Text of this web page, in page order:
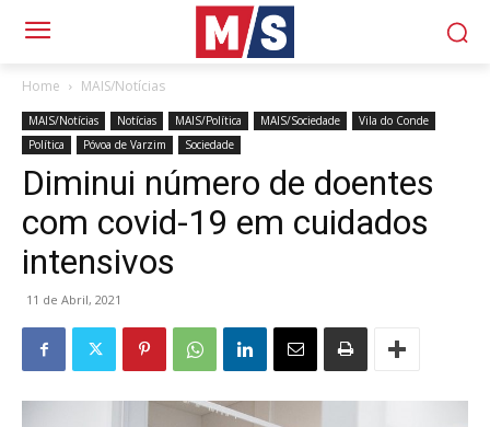
Home MAIS/Notícias
MAIS/Notícias Notícias MAIS/Política MAIS/Sociedade
Vila do Conde
Política
Póvoa de Varzim Sociedade
Diminui número de doentes
com covid-19 em cuidados
intensivos
11 de Abril, 2021